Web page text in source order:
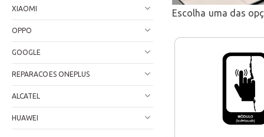
XIAOMI
OPPO
GOOGLE
REPARACOES ONEPLUS
ALCATEL
HUAWEI
Escolha uma das